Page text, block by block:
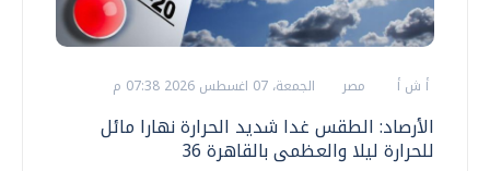
أ ش أ مصر الجمعة، 07 اغسطس 2026 07:38 م
الأرصاد: الطقس غدا شديد الحرارة نهارا مائل
للحرارة ليلا والعظمى بالقاهرة 36